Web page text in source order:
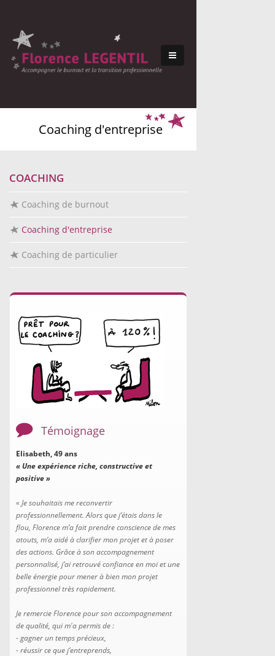
Coaching d'entreprise
COACHING
Coaching de burnout
Coaching d'entreprise
Coaching de particulier
Témoignage
Elisabeth, 49 ans
«Une expérience riche, constructive et
positive»
«Je souhaitais me reconvertir
professionnellement. Alors que j’étais dans le
flou, Florence m’a fait prendre conscience de mes
atouts, m’a aidé à clarifier mon projet et à poser
des actions. Grâce à son accompagnement
personnalisé, j’ai retrouvé confiance en moi et une
belle énergie pour mener à bien mon projet
professionnel très rapidement.
Je remercie Florence pour son accompagnement
de qualité, qui m'a permis de :
- gagner un temps précieux,
-réussir ce que j’entreprends,